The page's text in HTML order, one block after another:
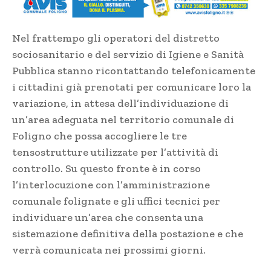
Nel frattempo gli operatori del distretto
sociosanitario e del servizio di Igiene e Sanità
Pubblica stanno ricontattando telefonicamente
i cittadini già prenotati per comunicare loro la
variazione, in attesa dell’individuazione di
un’area adeguata nel territorio comunale di
Foligno che possa accogliere le tre
tensostrutture utilizzate per l’attività di
controllo. Su questo fronte è in corso
l’interlocuzione con l’amministrazione
comunale folignate e gli uffici tecnici per
individuare un’area che consenta una
sistemazione definitiva della postazione e che
verrà comunicata nei prossimi giorni.